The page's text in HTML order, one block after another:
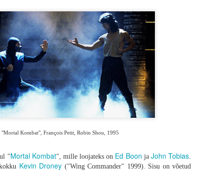
"Mortal Kombat", François Petit, Robin Shou, 1995
"Mortal Kombat", mille loojateks on Ed Boon ja John Tobias.
Kevin Droney ("Wing Commander" 1999). Sisu on võetud
seeriale truult vägivaldne ja absurdne ning imeline meelelahutus. Terve
tundub võimatu. Nakatunud igal sammul, suremise oht igal pool
visuaal ning lõputu pinge. Kõlab ju imeliselt? Täpselt selline film nagu
hoopis teise pöörde ning vähemalt minu jaoks kukkus täiesti ümber, sest
hirmutada.
et kui palju potentsiaali siin frantsiisi endiselt veel on. Suhteliselt väikese
üldse veel elus on ning kuidas muu maailm selle probleemiga tegeleb.
pidevalt ja parajalt ning äärmuslikud momendid on kavalat planeeritud, et
tapmine on teenitud, vägivald ja unenäoliselt monteeritud veristamised on
ühine matk pärismaailma koos kujundliku kollaaži ja Taylor
on häirivalt mõjuv. Mul oli kinos kananahk ihul - sedavõrd hästi on